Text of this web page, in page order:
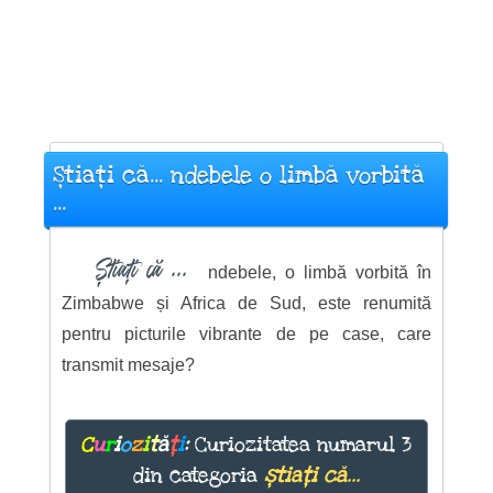
Știați că... ndebele o limbă vorbită
...
Știați că ...
ndebele, o limbă vorbită în
Zimbabwe și Africa de Sud, este renumită
pentru picturile vibrante de pe case, care
transmit mesaje?
Curiozități:Curiozitatea numarul 3
din categoria știați că...